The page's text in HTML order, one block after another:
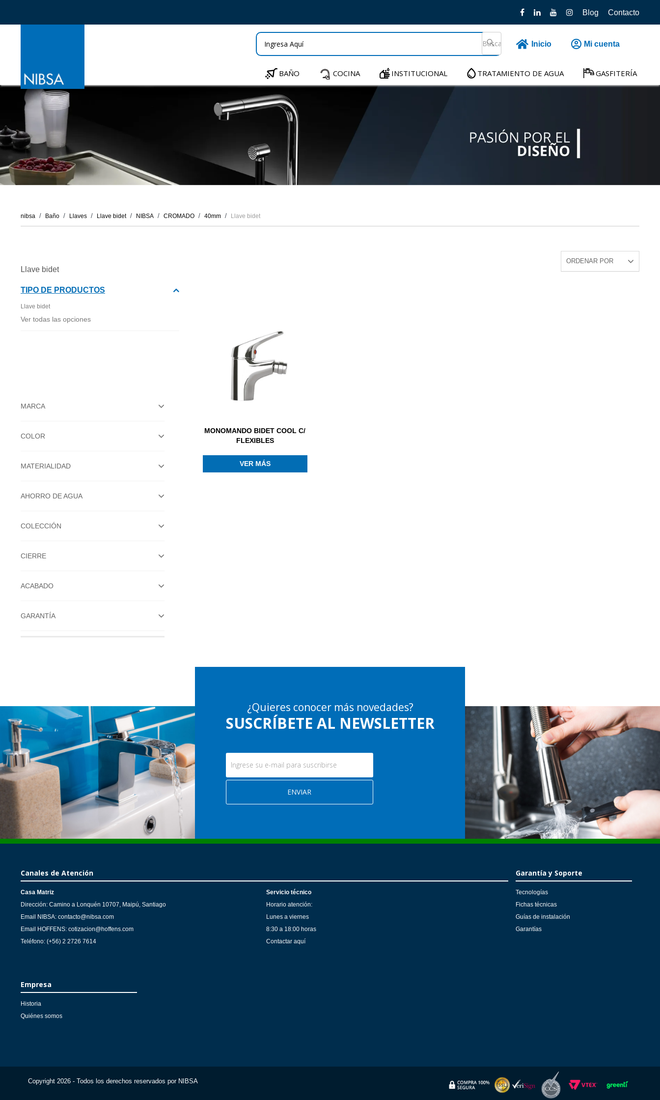
Blog Contacto
Inicio Mi cuenta
BAÑO COCINA INSTITUCIONAL TRATAMIENTO DE AGUA GASFITERÍA
nibsa Baño Llaves Llave bidet NIBSA CROMADO 40mm Llave bidet
Llave bidet
MARCA
COLOR
MATERIALIDAD
AHORRO DE AGUA
TIPO DE PRODUCTOS
Llave bidet
Ver todas las opciones
COLECCIÓN
CIERRE
ACABADO
GARANTÍA
MONOMANDO BIDET COOL C/
FLEXIBLES
VER MÁS
¿Quieres conocer más novedades?
SUSCRÍBETE AL NEWSLETTER
Canales de Atención
Casa Matriz
Dirección: Camino a Lonquén 10707, Maipú, Santiago
Email NIBSA: contacto@nibsa.com
Email HOFFENS: cotizacion@hoffens.com
Teléfono: (+56) 2 2726 7614
Servicio técnico
Horario atención:
Lunes a viernes
8:30 a 18:00 horas
Contactar aquí
Garantía y Soporte
Tecnologías
Fichas técnicas
Guías de instalación
Garantías
Empresa
Historia
Quiénes somos
Copyright 2026 - Todos los derechos reservados por NIBSA